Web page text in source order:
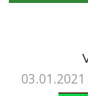
03.01.2021